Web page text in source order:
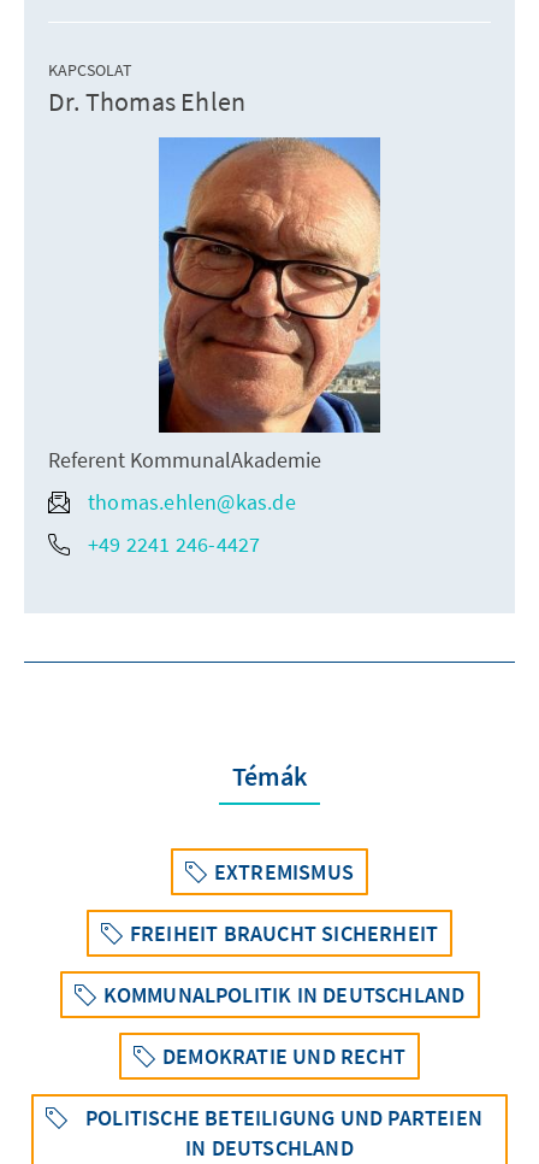
KAPCSOLAT
Dr. Thomas Ehlen
Referent KommunalAkademie
thomas.ehlen@kas.de
+49 2241 246-4427
Témák
EXTREMISMUS
FREIHEIT BRAUCHT SICHERHEIT
KOMMUNALPOLITIK IN DEUTSCHLAND
DEMOKRATIE UND RECHT
POLITISCHE BETEILIGUNG UND PARTEIEN
IN DEUTSCHLAND